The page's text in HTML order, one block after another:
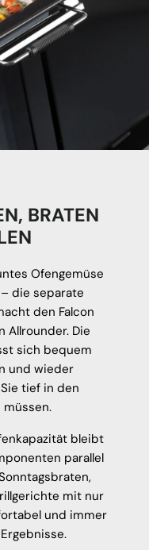
BRATEN
Ofengemüse
die separate
den Falcon
Allrounder. Die
sich bequem
und wieder
tief in den
bleibt
parallel
mit nur
und immer